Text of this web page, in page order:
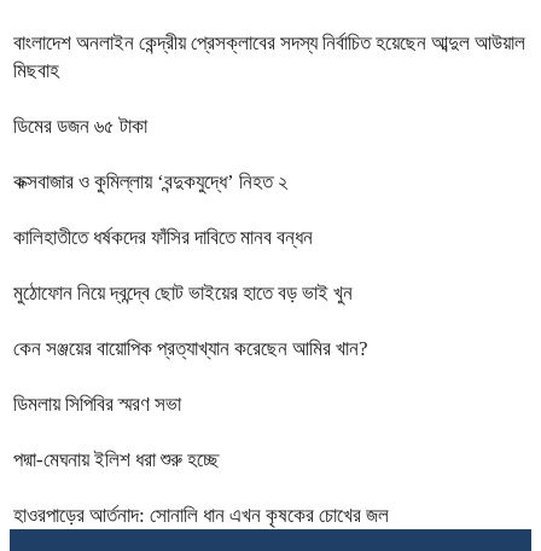
বাংলাদেশ অনলাইন কেন্দ্রীয় প্রেসক্লাবের সদস্য নির্বাচিত হয়েছেন আব্দুল আউয়াল
মিছবাহ
ডিমের ডজন ৬৫ টাকা
কক্সবাজার ও কুমিল্লায় ‘বন্দুকযুদ্ধে’ নিহত ২
কালিহাতীতে ধর্ষকদের ফাঁসির দাবিতে মানব বন্ধন
মুঠোফোন নিয়ে দ্বন্দ্বে ছোট ভাইয়ের হাতে বড় ভাই খুন
কেন সঞ্জয়ের বায়োপিক প্রত্যাখ্যান করেছেন আমির খান?
ডিমলায় সিপিবির স্মরণ সভা
পদ্মা-মেঘনায় ইলিশ ধরা শুরু হচ্ছে
হাওরপাড়ের আর্তনাদ: সোনালি ধান এখন কৃষকের চোখের জল